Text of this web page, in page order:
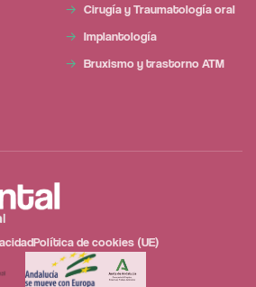
Cirugía y Traumatología oral
Implantología
Bruxismo y trastorno ATM
Política de cookies (UE)